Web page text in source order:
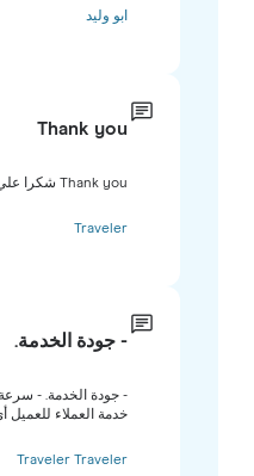
Thank you
Thank you شكرا علي الخدمة المميزه
Traveler
- جودة الخدمة.
- جودة الخدمة. - سرعة النت. -
خدمة العملاء للعميل أي ...اقرأ
Traveler Traveler